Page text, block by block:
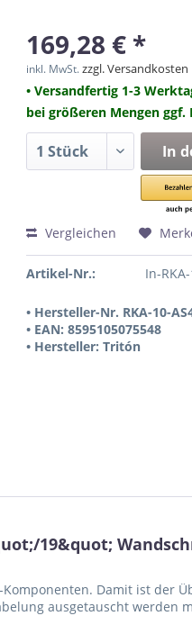
169,28 € *
inkl. MwSt.zzgl. Versandkosten
• Versandfertig 1-3
bei größeren Mengen ggf.
In
Vergleichen
Artikel-Nr.: In-
• Hersteller-Nr. RKA-10-
• EAN: 8595105075548
• Hersteller: Tritón
19&quot;
Damit ist der
ausgetauscht werden